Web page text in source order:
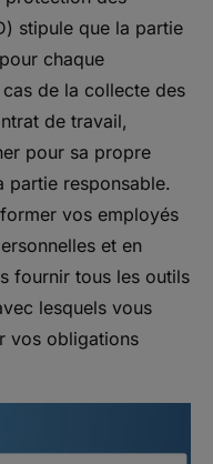
stipule que la partie
chaque
de la collecte des
de travail,
pour sa propre
partie responsable.
vos employés
et en
fournir tous les outils
lesquels vous
vos obligations